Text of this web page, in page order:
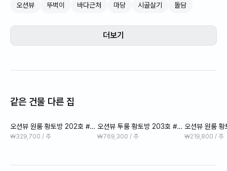
또한 야외에는 돌 정원이 잘 조성되어 있어 카페 분위기를 만끽할
가족 또는 연인과 함께 발코니에서 바다와 우도를 바라보며 제주
여행의 진미를 느껴보세요~~
오션뷰 뚜벅이 바다근처 마당 시골살기 돌담
더보기
같은 건물 다른 집
오션뷰 원룸 황토방 202호 #보
증금없음 #공과금포함
₩329,700 / 주
오션뷰 투룸 황토방 203호 #보
증금공과금없음 #일주일추천
₩769,300 / 주
오션뷰 원룸
증금없음 #공
₩219,800 / 주